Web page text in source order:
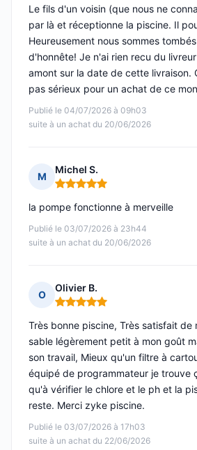
Publié le 04/07/2026 à 09h03
suite à un achat du 20/06/2026
Le fils d'un voisin (que nous ne
par là et réceptionne la piscine. Il
Heureusement nous sommes
d'honnête! Je n'ai rien recu du
amont sur la date de cette livraison.
pas sérieux pour un achat de ce
M
Michel S.
Note : 5 sur 5
Publié le 03/07/2026 à 23h44
suite à un achat du 20/06/2026
la pompe fonctionne à merveille
O
Olivier B.
Note : 5 sur 5
Publié le 03/07/2026 à 17h03
suite à un achat du 22/06/2026
Très bonne piscine, Très satisfait de
sable légèrement petit à mon goût
son travail, Mieux qu'un filtre à
équipé de programmateur je trouve
qu'à vérifier le chlore et le ph et la
reste. Merci zyke piscine.